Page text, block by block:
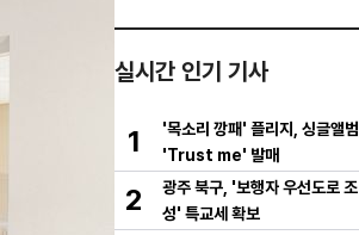
실시간 인기 기사
1
'목소리 깡패' 플리지, 싱글앨범
'Trust me' 발매
2
광주 북구, '보행자 우선도로 조
성' 특교세 확보